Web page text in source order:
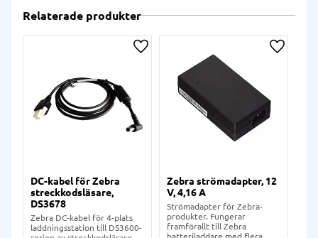
Relaterade produkter
DC-kabel för Zebra
streckkodsläsare,
DS3678
Zebra DC-kabel för 4-plats
laddningsstation till DS3600-
Lägg till i önskelista
Zebra strömadapter, 12
V, 4,16 A
Strömadapter för Zebra-
produkter. Fungerar
framförallt till Zebra
batteriladdare med flera
Lägg till